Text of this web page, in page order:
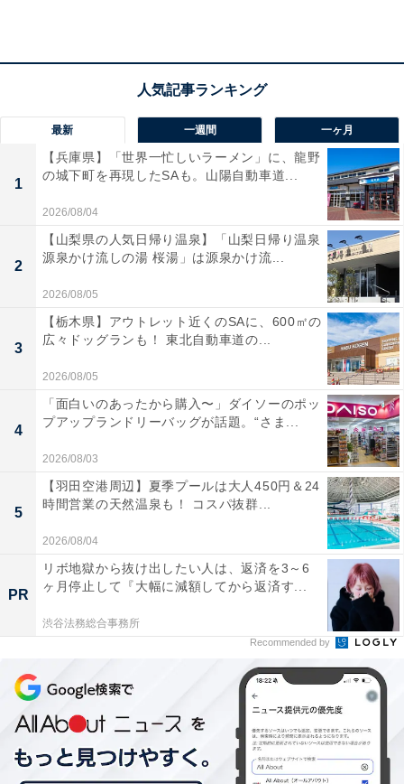
ショルダーバッグ、フェイスチャームポーチ（画像出典：Amazon）
今回の付録は、大人気「ヤングアンドオルセン」バッグ
BOOK初となるDisney ミッキーマウスデザインの特別仕
様。インパクト大のキュートなフェイスチャームポーチ
と、コロンとしたボストン型の2WAYショルダーバッグ
のセットアイテムです。フェイスチャームポーチのほ
か、バッグ本体にもミッキーが2か所にあしらわれた“か
くれミッキー”仕様で、コーデを選ばないさりげないデザ
インが魅力。チャームポーチは取り外せるので、シンプ
ルに使うこともできます。
最新 一週間 一ヶ月
1
【兵庫県】「世界一忙しいラーメン」に、龍野
の城下町を再現したSAも。山陽自動車道...
2026/08/04
2
【山梨県の人気日帰り温泉】「山梨日帰り温泉
源泉かけ流しの湯 桜湯」は源泉かけ流...
2026/08/05
3
【栃木県】アウトレット近くのSAに、600㎡の
広々ドッグランも！ 東北自動車道の...
2026/08/05
4
「面白いのあったから購入〜」ダイソーのポッ
プアップランドリーバッグが話題。“さま...
2026/08/03
5
【羽田空港周辺】夏季プールは大人450円＆24
時間営業の天然温泉も！ コスパ抜群...
2026/08/04
PR
リボ地獄から抜け出したい人は、返済を3～6
ヶ月停止して『大幅に減額してから返済す...
渋谷法務総合事務所
Recommended by